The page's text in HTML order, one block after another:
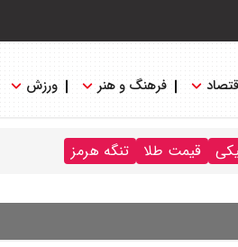
فرهنگ و هنر ورزش
قیمت طلا تنگه هرمز